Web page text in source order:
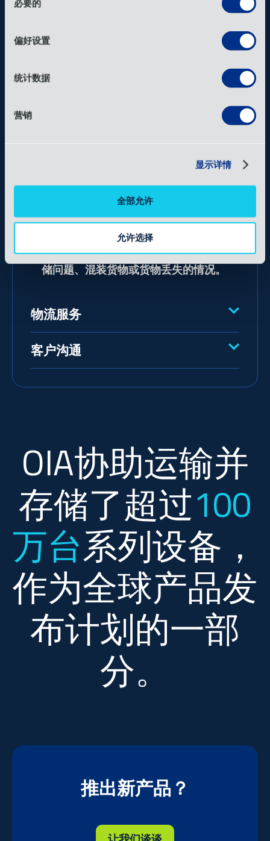
必要的
偏好设置
统计数据
营销
显示详情
全部允许
允许选择
使用的航空公司
益处
OIA清关并交付了所有货物，未出现任何仓
储问题、混装货物或货物丢失的情况。
物流服务
客户沟通
OIA协助运输并
存储了超过100
万台系列设备，
作为全球产品发
布计划的一部
分。
推出新产品？